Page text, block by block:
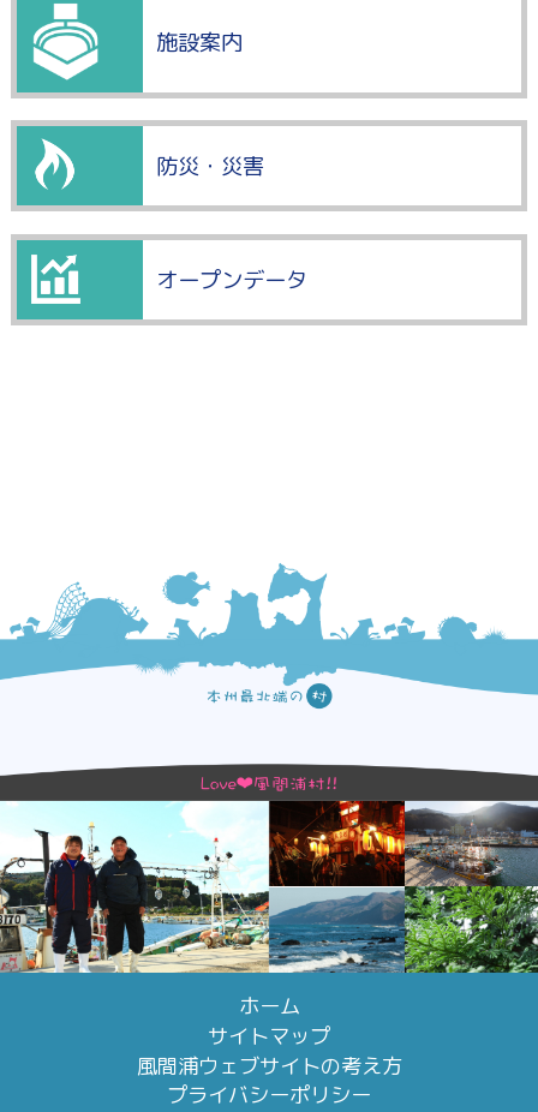
施設案内
防災・災害
オープンデータ
ホーム
サイトマップ
風間浦ウェブサイトの考え方
プライバシーポリシー